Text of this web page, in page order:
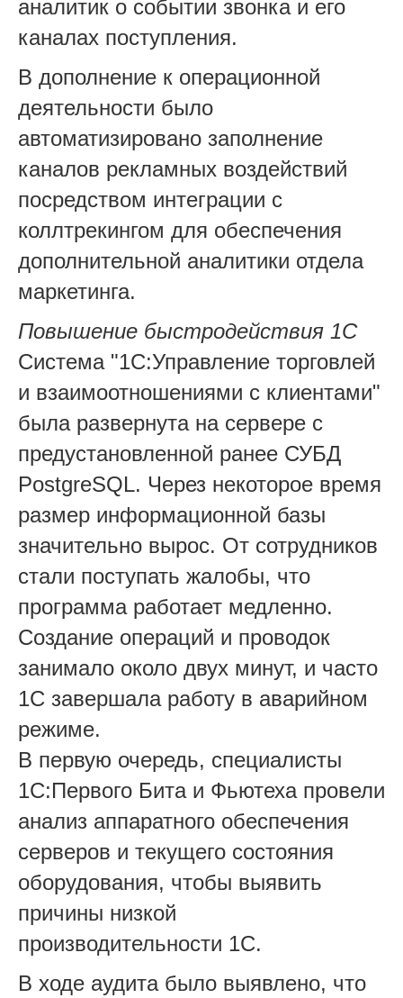
аналитик о событии звонка и его
каналах поступления.
В дополнение к операционной
деятельности было
автоматизировано заполнение
каналов рекламных воздействий
посредством интеграции с
коллтрекингом для обеспечения
дополнительной аналитики отдела
маркетинга.
Повышение быстродействия 1С
Система "1С:Управление торговлей
и взаимоотношениями с клиентами"
была развернута на сервере с
предустановленной ранее СУБД
PostgreSQL. Через некоторое время
размер информационной базы
значительно вырос. От сотрудников
стали поступать жалобы, что
программа работает медленно.
Создание операций и проводок
занимало около двух минут, и часто
1С завершала работу в аварийном
режиме.
В первую очередь, специалисты
1С:Первого Бита и Фьютеха провели
анализ аппаратного обеспечения
серверов и текущего состояния
оборудования, чтобы выявить
причины низкой
производительности 1C.
В ходе аудита было выявлено, что